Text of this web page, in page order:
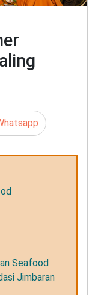
Seafood
Jimbaran